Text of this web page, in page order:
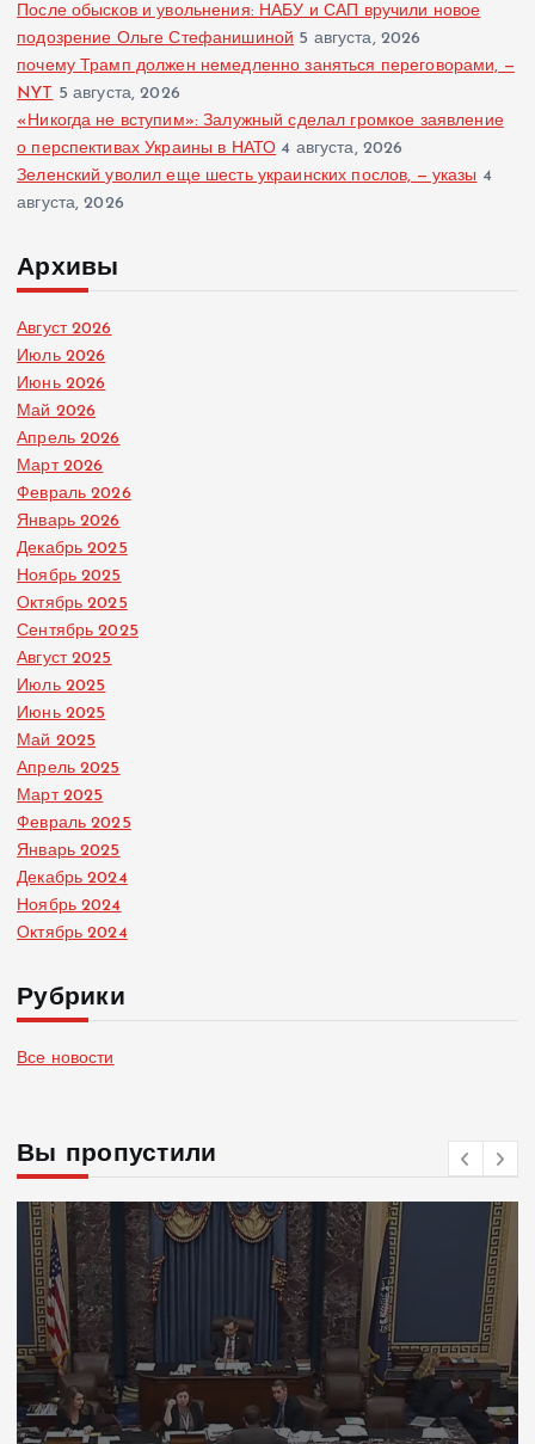
После обысков и увольнения: НАБУ и САП вручили новое
подозрение Ольге Стефанишиной 5 августа, 2026
почему Трамп должен немедленно заняться переговорами, —
NYT 5 августа, 2026
«Никогда не вступим»: Залужный сделал громкое заявление
о перспективах Украины в НАТО 4 августа, 2026
Зеленский уволил еще шесть украинских послов, — указы 4
августа, 2026
Архивы
Август 2026
Июль 2026
Июнь 2026
Май 2026
Апрель 2026
Март 2026
Февраль 2026
Январь 2026
Декабрь 2025
Ноябрь 2025
Октябрь 2025
Сентябрь 2025
Август 2025
Июль 2025
Июнь 2025
Май 2025
Апрель 2025
Март 2025
Февраль 2025
Январь 2025
Декабрь 2024
Ноябрь 2024
Октябрь 2024
Рубрики
Все новости
Вы пропустили